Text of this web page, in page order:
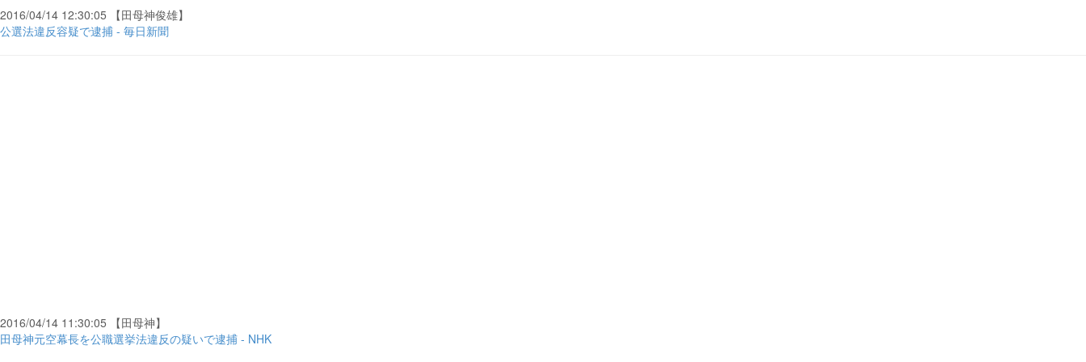
2016/04/14 12:30:05 【田母神俊雄】
公選法違反容疑で逮捕 - 毎日新聞
2016/04/14 11:30:05 【田母神】
田母神元空幕長を公職選挙法違反の疑いで逮捕 - NHK